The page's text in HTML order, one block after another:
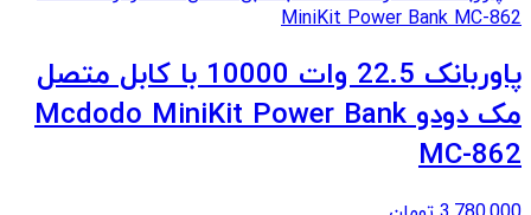
پاوربانک 22.5 وات 10000 با کابل متصل
مک دودو Mcdodo MiniKit Power Bank
MC-862